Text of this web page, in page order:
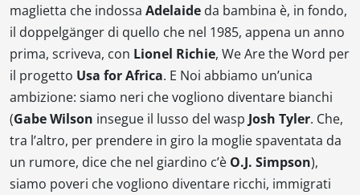
maglietta che indossa Adelaide da bambina è, in fondo,
il doppelgänger di quello che nel 1985, appena un anno
prima, scriveva, con Lionel Richie, We Are the Word per
il progetto Usa for Africa. E Noi abbiamo un’unica
ambizione: siamo neri che vogliono diventare bianchi
(Gabe Wilson insegue il lusso del wasp Josh Tyler. Che,
tra l’altro, per prendere in giro la moglie spaventata da
un rumore, dice che nel giardino c’è O.J. Simpson),
siamo poveri che vogliono diventare ricchi, immigrati